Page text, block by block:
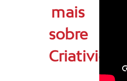
mais
sobre
Criatividade